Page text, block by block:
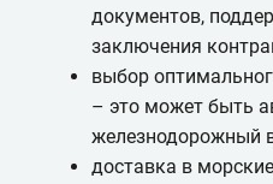
документов,
заключения
выбор
– это может быть
железнодорожный
доставка в